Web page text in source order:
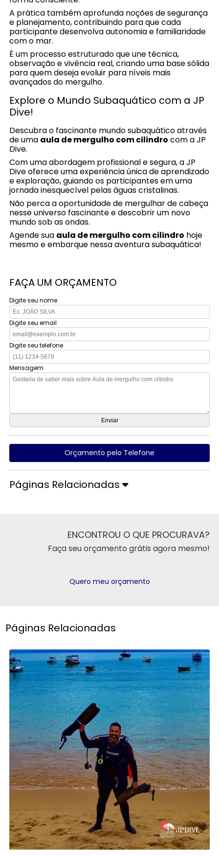
A prática também aprofunda noções de segurança
e planejamento, contribuindo para que cada
participante desenvolva autonomia e familiaridade
com o mar.
É um processo estruturado que une técnica,
observação e vivência real, criando uma base sólida
para quem deseja evoluir para níveis mais
avançados do mergulho.
Explore o Mundo Subaquático com a JP
Dive!
Descubra o fascinante mundo subaquático através
de uma aula de mergulho com cilindro com a JP
Dive.
Com uma abordagem profissional e segura, a JP
Dive oferece uma experiência única de aprendizado
e exploração, guiando os participantes em uma
jornada inesquecível pelas águas cristalinas.
Não perca a oportunidade de mergulhar de cabeça
nesse universo fascinante e descobrir um novo
mundo sob as ondas.
Agende sua aula de mergulho com cilindro hoje
mesmo e embarque nessa aventura subaquática!
FAÇA UM ORÇAMENTO
Digite seu nome
Digite seu email
Digite seu telefone
Mensagem
Orçamento pelo Telefone
Páginas Relacionadas
ENCONTROU O QUE PROCURAVA?
Faça seu orçamento grátis agora mesmo!
Quero meu orçamento
Páginas Relacionadas